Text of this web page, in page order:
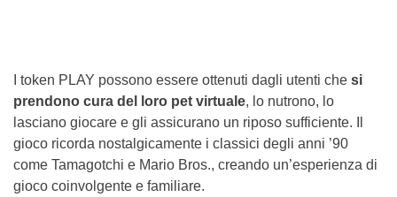
I token PLAY possono essere ottenuti dagli utenti che si
prendono cura del
loro pet virtuale, lo nutrono, lo
lasciano giocare e gli assicurano un riposo sufficiente. Il
gioco ricorda nostalgicamente i classici degli anni ’90
come Tamagotchi e Mario Bros., creando un’esperienza di
gioco coinvolgente e familiare.